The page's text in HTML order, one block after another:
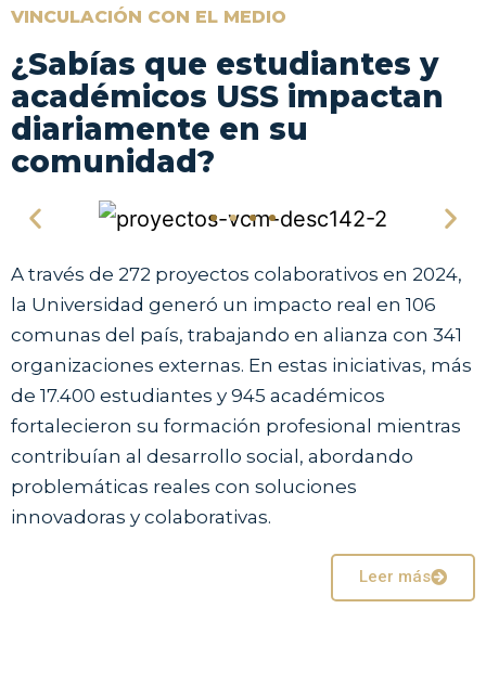
VINCULACIÓN CON EL MEDIO
¿Sabías que estudiantes y
académicos USS impactan
diariamente en su
comunidad?
A través de 272 proyectos colaborativos en 2024,
la Universidad generó un impacto real en 106
comunas del país, trabajando en alianza con 341
organizaciones externas. En estas iniciativas, más
de 17.400 estudiantes y 945 académicos
fortalecieron su formación profesional mientras
contribuían al desarrollo social, abordando
problemáticas reales con soluciones
innovadoras y colaborativas.
Leer más